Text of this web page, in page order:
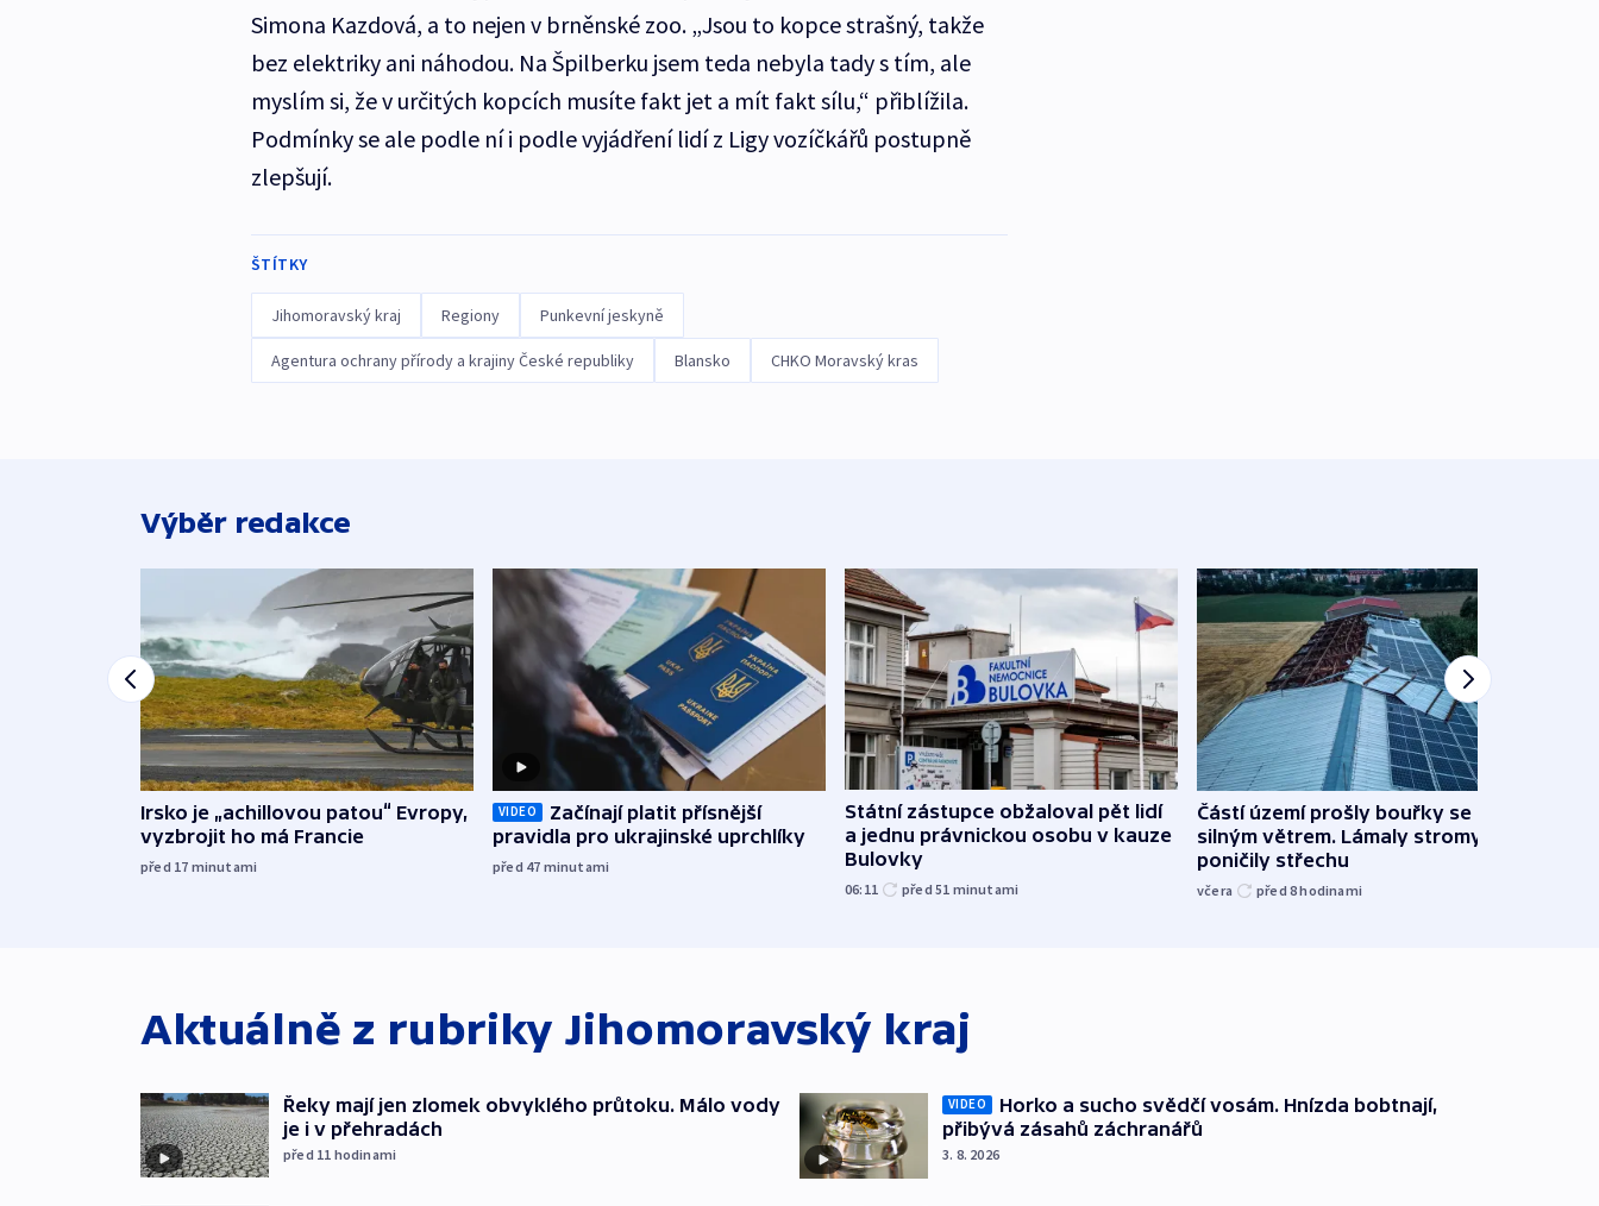
Simona Kazdová, a to nejen v brněnské zoo. „Jsou to kopce strašný, takže
bez elektriky ani náhodou. Na Špilberku jsem teda nebyla tady s tím, ale
myslím si, že v určitých kopcích musíte fakt jet a mít fakt sílu,“ přiblížila.
Podmínky se ale podle ní i podle vyjádření lidí z Ligy vozíčkářů postupně
zlepšují.
ŠTÍTKY
Jihomoravský kraj Regiony Punkevní jeskyně
Agentura ochrany přírody a krajiny České republiky Blansko CHKO Moravský kras
Výběr redakce
Irsko je „achillovou patou“ Evropy,
vyzbrojit ho má Francie
před 17 minutami
VIDEO
Začínají platit přísnější
pravidla pro ukrajinské uprchlíky
před 47 minutami
Státní zástupce obžaloval pět lidí
a jednu právnickou osobu v kauze
Bulovky
06:11 před 51 minutami
Částí území prošly bouřky se
silným větrem. Lámaly stromy a
poničily střechu
včera před 8hodinami
Aktuálně z rubriky Jihomoravský kraj
Řeky mají jen zlomek obvyklého průtoku. Málo vody
je i v přehradách
před 11 hodinami
VIDEO
Horko a sucho svědčí vosám. Hnízda bobtnají,
přibývá zásahů záchranářů
3. 8. 2026